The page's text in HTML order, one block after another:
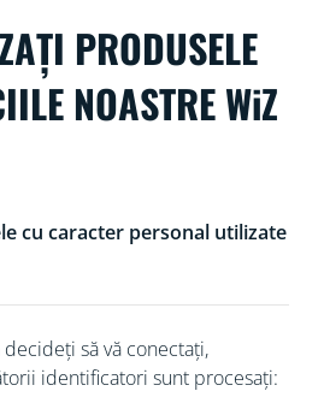
PRODUSELE
NOASTRE WiZ
cu caracter personal utilizate
decideți să vă conectați,
identificatori sunt procesați: